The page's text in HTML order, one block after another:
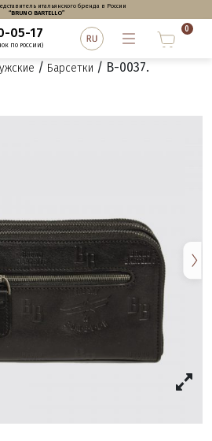
итальянского бренда в России
“BRUNO BARTELLO”
05-17
ПО РОССИИ)
0
/ Барсетки / B-0037.